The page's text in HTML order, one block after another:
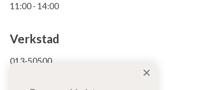
11:00 - 14:00
Verkstad
013-50500
×